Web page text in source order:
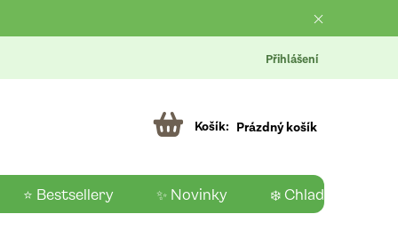
Přihlášení
Prázdný košík
⭐ Bestsellery ✨ Novinky ❄️ Chladící